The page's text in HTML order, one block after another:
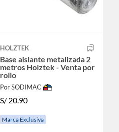
HOLZTEK
Base aislante metalizada 2
metros Holztek - Venta por
rollo
Por SODIMAC
S/ 20.90
Marca Exclusiva